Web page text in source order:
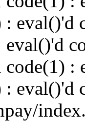
: eval()'d
:
: eval()'d